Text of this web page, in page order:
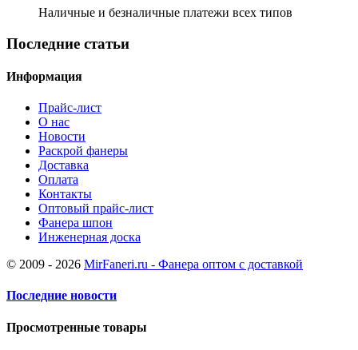
Наличные и безналичные платежи всех типов
Последние статьи
Информация
Прайс-лист
О нас
Новости
Раскрой фанеры
Доставка
Оплата
Контакты
Оптовый прайс-лист
Фанера шпон
Инженерная доска
© 2009 - 2026 MirFaneri.ru - Фанера оптом с доставкой
Последние новости
Просмотренные товары